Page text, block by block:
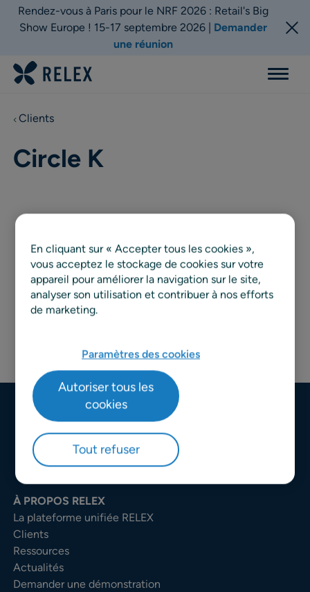
Rendez-vous à Paris pour le NRF 2026 : Retail's Big
Show Europe ! 15-17 septembre 2026 | Demander
une réunion
Menu
Clients
Circle K
À PROPOS RELEX
La plateforme unifiée RELEX
Clients
Ressources
Actualités
Demander une démonstration
En cliquant sur « Accepter tous les cookies »,
vous acceptez le stockage de cookies sur votre
appareil pour améliorer la navigation sur le site,
analyser son utilisation et contribuer à nos efforts
de marketing.
Paramètres des cookies
Tout refuser
Autoriser tous les
cookies